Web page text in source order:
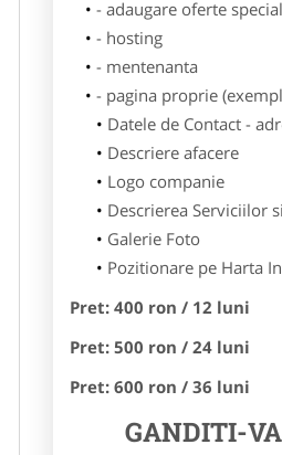
- adaugare oferte
- hosting
- mentenanta
- pagina proprie
Datele de Contact -
Descriere afacere
Logo companie
Descrierea Serviciilor
Galerie Foto
Pozitionare pe Harta
Pret: 400 ron / 12 luni
Pret: 500 ron / 24 luni
Pret: 600 ron / 36 luni
GANDITI-